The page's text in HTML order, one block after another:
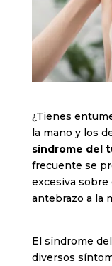
¿Tienes
la mano y los
síndrome del
frecuente se
excesiva sobre
antebrazo a la
El síndrome
diversos